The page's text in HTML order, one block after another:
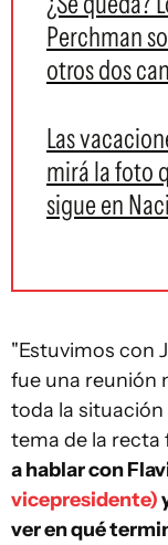
Perchman
otros dos
Las
mirá la foto
sigue en
"Estuvimos con
fue una reunión
toda la situación
tema de la recta
a hablar con
vicepresidente)
ver en qué